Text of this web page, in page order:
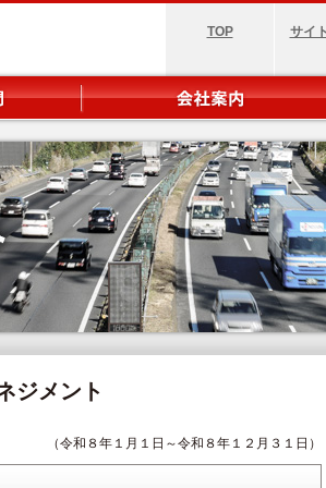
TOP サイ
ジメント
（令和８年１月１日～令和８年１２月３１日）